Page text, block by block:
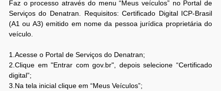
Faz o processo através do menu “Meus veículos” no Portal de
Serviços do Denatran. Requisitos: Certificado Digital ICP-Brasil
(A1 ou A3) emitido em nome da pessoa jurídica proprietária do
veículo.
1.Acesse o Portal de Serviços do Denatran;
2.Clique em "Entrar com gov.br", depois selecione “Certificado
digital”;
3.Na tela inicial clique em “Meus Veículos”;